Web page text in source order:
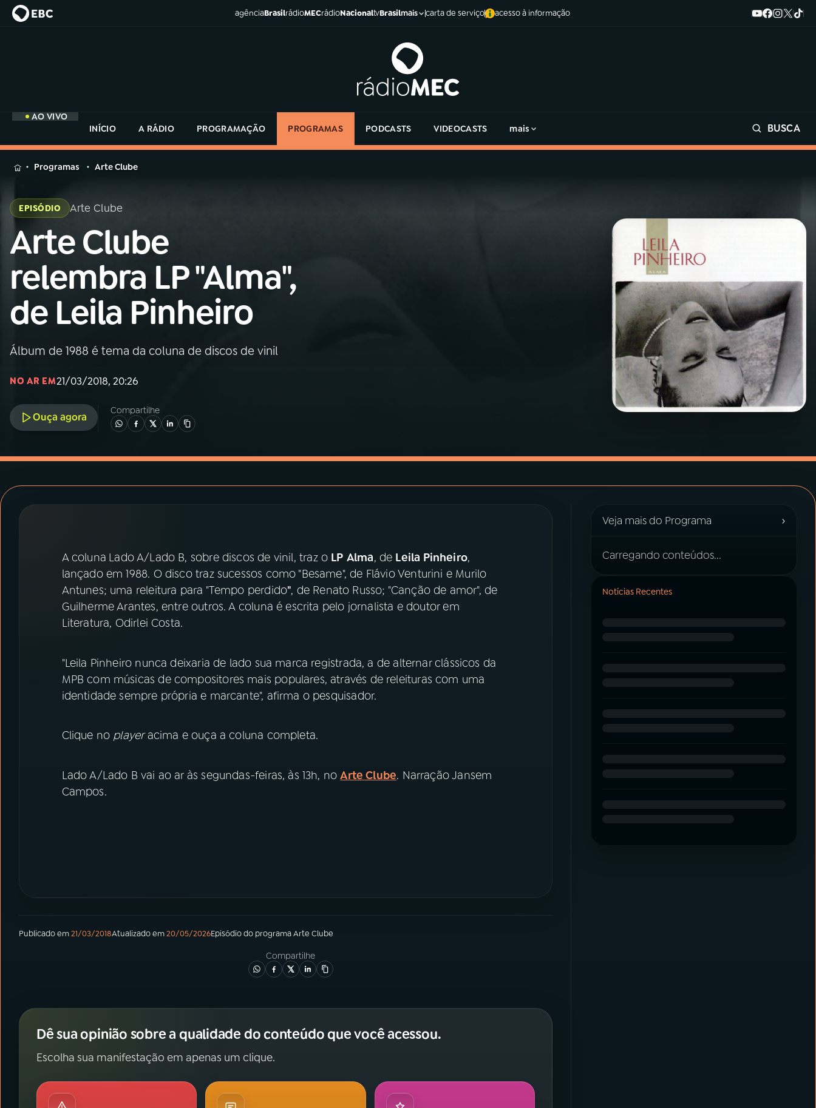
agênciaBrasilrádioMECrádioNacionaltvBrasilmais carta de serviço acesso à informação
AO VIVO
INÍCIO
A RÁDIO PROGRAMAÇÃO PROGRAMAS PODCASTS VIDEOCASTS mais BUSCA
MENU
Buscar
na
Rádio
MEC
AO VIVO
01 INÍCIO
A RÁDIO
03PROGRAMAÇÃO
PROGRAMAS
PRÊMIO RÁDIO MEC
ACOMPANHE A RÁDIO MEC
Instagram X
na
Rádio
Programas Arte Clube
EPISÓDIO Arte Clube
Arte Clube
relembra LP "Alma",
de Leila Pinheiro
Álbum de 1988 é tema da coluna de discos de vinil
NO AR EM21/03/2018, 20:26
Ouça agora
Compartilhe
A coluna Lado A/Lado B, sobre discos de vinil, traz o LP Alma, de Leila Pinheiro,
lançado em 1988. O disco traz sucessos como "Besame", de Flávio Venturini e Murilo
Antunes; uma releitura para "Tempo perdido", de Renato Russo; "Canção de amor", de
Guilherme Arantes, entre outros. A coluna é escrita pelo jornalista e doutor em
Literatura, Odirlei Costa.
"Leila Pinheiro nunca deixaria de lado sua marca registrada, a de alternar clássicos da
MPB com músicas de compositores mais populares, através de releituras com uma
identidade sempre própria e marcante", afirma o pesquisador.
Clique no playeracima e ouça a coluna completa.
Lado A/Lado B vai ao ar às segundas-feiras, às 13h, noArte Clube. Narração Jansem
Campos.
Publicado em21/03/2018Atualizado em20/05/2026Episódiodo programaArte Clube
Compartilhe
Dê sua opinião sobre a qualidade do conteúdo que você acessou.
Escolha sua manifestação em apenas um clique.
Veja mais do Programa ›
Carregando conteúdos...
Notícias Recentes